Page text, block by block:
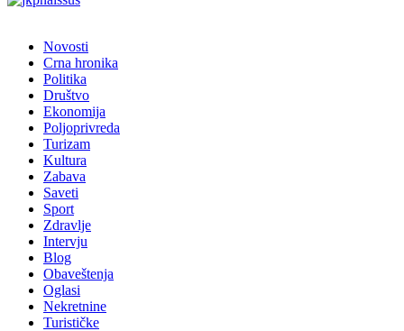
Novosti
Crna hronika
Politika
Društvo
Ekonomija
Poljoprivreda
Turizam
Kultura
Zabava
Saveti
Sport
Zdravlje
Intervju
Blog
Obaveštenja
Oglasi
Nekretnine
Turističke